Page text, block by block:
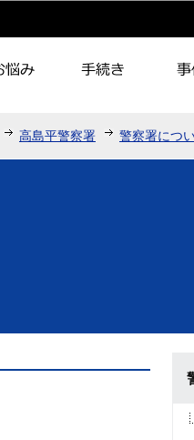
動
高島平警察署 警察署につ